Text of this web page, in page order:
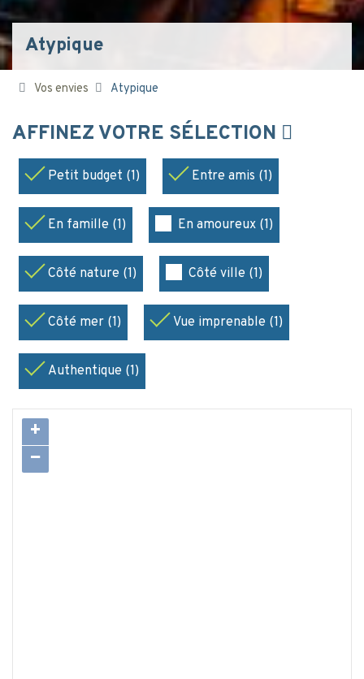
Atypique
Vos envies Atypique
AFFINEZ VOTRE SÉLECTION
Petit budget (1) Entre amis (1)
En famille (1) En amoureux (1)
Côté nature (1) Côté ville (1)
Côté mer (1) Vue imprenable (1)
Authentique (1)
+
−